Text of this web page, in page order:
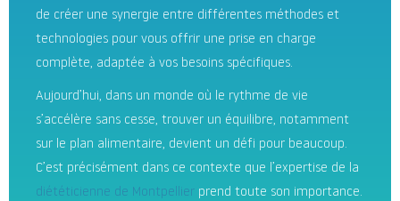
de créer une synergie entre différentes méthodes et
technologies pour vous offrir une prise en charge
complète, adaptée à vos besoins spécifiques.
Aujourd’hui, dans un monde où le rythme de vie
s’accélère sans cesse, trouver un équilibre, notamment
sur le plan alimentaire, devient un défi pour beaucoup.
C’est précisément dans ce contexte que l’expertise de la
diététicienne de Montpellier prend toute son importance.